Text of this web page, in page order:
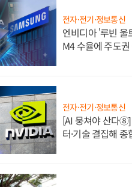
전자·전기·정보통신
엔비디아 '루빈 울
M4 수율에 주도
전자·전기·정보통신
[AI 뭉쳐야 산다⑧]
터·기술 결집해